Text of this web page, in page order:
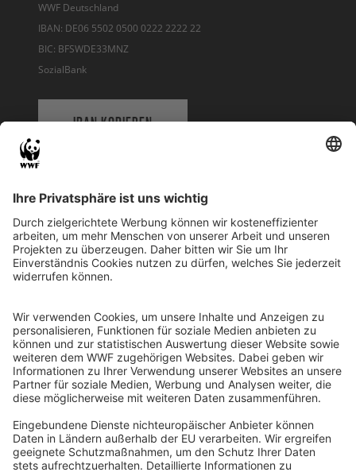
WWF Deutschland
IBAN: DE06 5502 0500 0222 2222 22
BIC: BFSWDE33MNZ
SozialBank
IBAN KOPIEREN
WWF Deutschland
Reinhardtstr. 18
10117 Berlin
Ihre Spende kann steuerlich geltend gemacht werden
Registriert als Stiftung WWF Deutschland, Senatsverwaltung für
Justiz Berlin, Az: 3416/976/2
Umsatzsteuer-Identifikationsnummer: DE 114236103
Freistellungsbescheid: Als gemeinnützige Körperschaft befreit
von der Körperschaftssteuer gem. §5 I 9 KStg. unter der
Steuernummer 27/641/09321